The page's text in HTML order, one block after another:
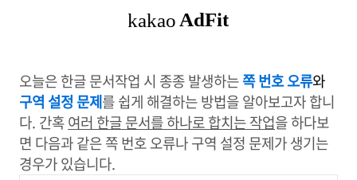
오늘은 한글 문서작업 시 종종 발생하는쪽 번호 오류와
구역 설정 문제를 쉽게 해결하는 방법을 알아보고자 합니
다. 간혹여러 한글 문서를 하나로 합치는 작업을 하다보
면 다음과 같은 쪽 번호 오류나 구역 설정 문제가 생기는
경우가 있습니다.